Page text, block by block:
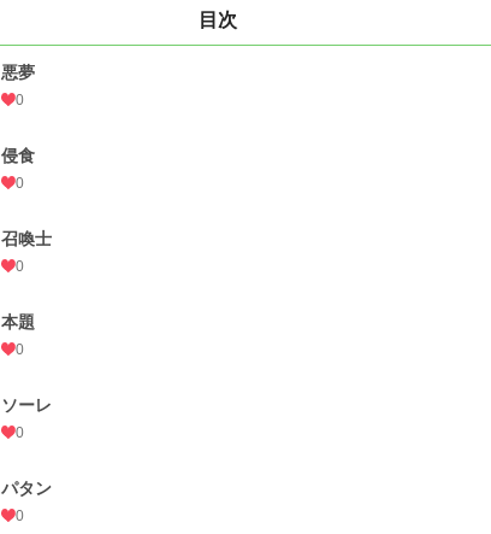
目次
悪夢
0
侵食
0
召喚士
0
本題
0
ソーレ
0
パタン
0